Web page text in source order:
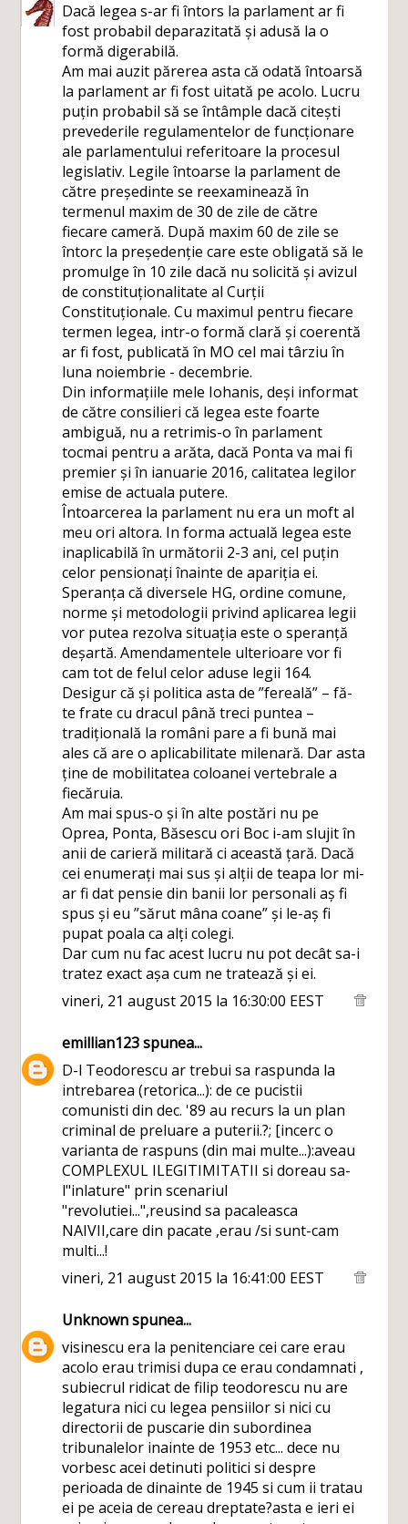
Dacă legea s-ar fi întors la parlament ar fi
fost probabil deparazitată și adusă la o
formă digerabilă.
Am mai auzit părerea asta că odată întoarsă
la parlament ar fi fost uitată pe acolo. Lucru
puțin probabil să se întâmple dacă citești
prevederile regulamentelor de funcționare
ale parlamentului referitoare la procesul
legislativ. Legile întoarse la parlament de
către președinte se reexaminează în
termenul maxim de 30 de zile de către
fiecare cameră. După maxim 60 de zile se
întorc la președenție care este obligată să le
promulge în 10 zile dacă nu solicită și avizul
de constituționalitate al Curții
Constituționale. Cu maximul pentru fiecare
termen legea, intr-o formă clară și coerentă
ar fi fost, publicată în MO cel mai târziu în
luna noiembrie - decembrie.
Din informațiile mele Iohanis, deși informat
de către consilieri că legea este foarte
ambiguă, nu a retrimis-o în parlament
tocmai pentru a arăta, dacă Ponta va mai fi
premier și în ianuarie 2016, calitatea legilor
emise de actuala putere.
Întoarcerea la parlament nu era un moft al
meu ori altora. In forma actuală legea este
inaplicabilă în următorii 2-3 ani, cel puțin
celor pensionați înainte de apariția ei.
Speranța că diversele HG, ordine comune,
norme și metodologii privind aplicarea legii
vor putea rezolva situația este o speranță
deșartă. Amendamentele ulterioare vor fi
cam tot de felul celor aduse legii 164.
Desigur că și politica asta de ”fereală” – fă-
te frate cu dracul până treci puntea –
tradițională la români pare a fi bună mai
ales că are o aplicabilitate milenară. Dar asta
ține de mobilitatea coloanei vertebrale a
fiecăruia.
Am mai spus-o și în alte postări nu pe
Oprea, Ponta, Băsescu ori Boc i-am slujit în
anii de carieră militară ci această țară. Dacă
cei enumerați mai sus și alții de teapa lor mi-
ar fi dat pensie din banii lor personali aș fi
spus și eu ”sărut mâna coane” și le-aș fi
pupat poala ca alți colegi.
Dar cum nu fac acest lucru nu pot decât sa-i
tratez exact așa cum ne tratează și ei.
vineri, 21 august 2015 la 16:30:00 EEST
emillian123spunea...
D-l Teodorescu ar trebui sa raspunda la
intrebarea (retorica...): de ce pucistii
comunisti din dec. '89 au recurs la un plan
criminal de preluare a puterii.?; [incerc o
varianta de raspuns (din mai multe...):aveau
COMPLEXUL ILEGITIMITATII si doreau sa-
l"inlature" prin scenariul
"revolutiei...",reusind sa pacaleasca
NAIVII,care din pacate ,erau /si sunt-cam
multi...!
vineri, 21 august 2015 la 16:41:00 EEST
Unknownspunea...
visinescu era la penitenciare cei care erau
acolo erau trimisi dupa ce erau condamnati ,
subiecrul ridicat de filip teodorescu nu are
legatura nici cu legea pensiilor si nici cu
directorii de puscarie din subordinea
tribunalelor inainte de 1953 etc... dece nu
vorbesc acei detinuti politici si despre
perioada de dinainte de 1945 si cum ii tratau
ei pe aceia de cereau dreptate?asta e ieri ei